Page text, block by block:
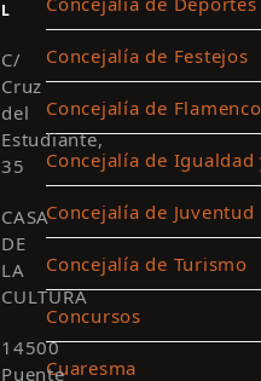
Concejalía de Festejos
Concejalía de Flamenco
Concejalía de Igualdad
Concejalía de Juventud
Concejalía de Turismo
Concursos
Cuaresma
L
C/
Cruz
del
Estudiante,
35
CASA
DE
LA
CULTURA
14500
Puente